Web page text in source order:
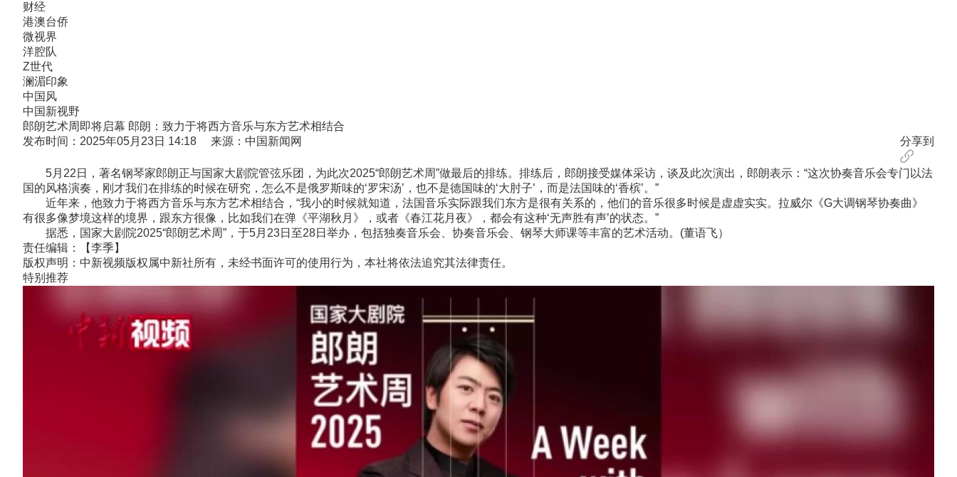
财经
港澳台侨
微视界
洋腔队
Z世代
澜湄印象
中国风
中国新视野
郎朗艺术周即将启幕 郎朗：致力于将西方音乐与东方艺术相结合
发布时间：2025年05月23日 14:18 来源：中国新闻网
分享到
5月22日，著名钢琴家郎朗正与国家大剧院管弦乐团，为此次2025“郎朗艺术周”做最后的排练。排练后，郎朗接受媒体采访，谈及此次演出，郎朗表示：“这次协奏音乐会专门以法
国的风格演奏，刚才我们在排练的时候在研究，怎么不是俄罗斯味的‘罗宋汤’，也不是德国味的‘大肘子’，而是法国味的‘香槟’。”
近年来，他致力于将西方音乐与东方艺术相结合，“我小的时候就知道，法国音乐实际跟我们东方是很有关系的，他们的音乐很多时候是虚虚实实。拉威尔《G大调钢琴协奏曲》
有很多像梦境这样的境界，跟东方很像，比如我们在弹《平湖秋月》，或者《春江花月夜》，都会有这种‘无声胜有声’的状态。”
据悉，国家大剧院2025“郎朗艺术周”，于5月23日至28日举办，包括独奏音乐会、协奏音乐会、钢琴大师课等丰富的艺术活动。(董语飞）
责任编辑：【李季】
版权声明：中新视频版权属中新社所有，未经书面许可的使用行为，本社将依法追究其法律责任。
特别推荐